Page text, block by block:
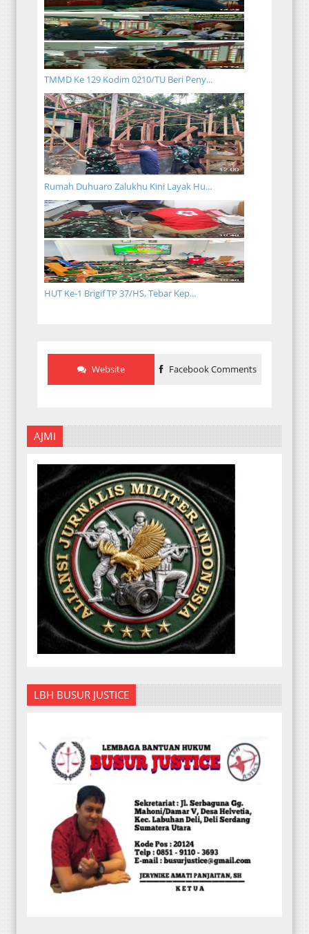
TMMD Ke 129 Kodim 0210/TU Beri Peny...
Rumah Duhuaro Zalukhu Kini Layak Hu...
HUT Ke-1 Brigif TP 37/HS, Tebar Kep...
Website Facebook Comments
AJMI
LBH BUSUR JUSTICE